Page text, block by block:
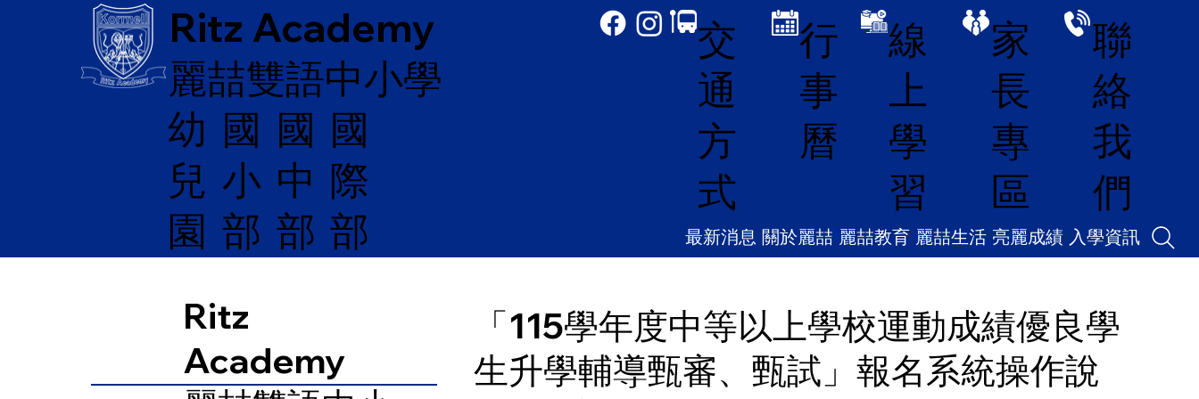
交
通
方
式
行
事
曆
線
上
學
習
家
長
專
區
聯
絡
我
們
最新消息 關於麗喆 麗喆教育 麗喆生活 亮麗成績 入學資訊
Ritz Academy
麗喆雙語中小學
幼
兒
園
​國
小
部
國
中
部
國
際
部
Ritz
Academy
「115學年度中等以上學校運動成績優良學
生升學輔導甄審、甄試」報名系統操作說